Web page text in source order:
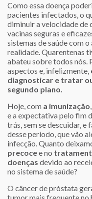
Como essa doença
pacientes infectados, o
diminuir a velocidade de
vacinas seguras e
sistemas de saúde com
realidade. Quarentenas
abateu sobre todos nós.
aspectos e, infelizmente,
diagnosticar e tratar
segundo plano.
Hoje, com a imunização
e a expectativa pelo fim
trás, sem se descuidar,
desse período, que vão
infecção. Quanto
precocee no
doenças devido ao
no sistema de saúde?
O câncer de próstata